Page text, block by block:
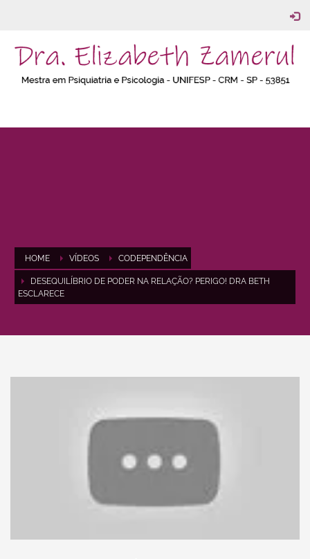
HOME VÍDEOS CODEPENDÊNCIA
DESEQUILÍBRIO DE PODER NA RELAÇÃO? PERIGO! DRA BETH
ESCLARECE